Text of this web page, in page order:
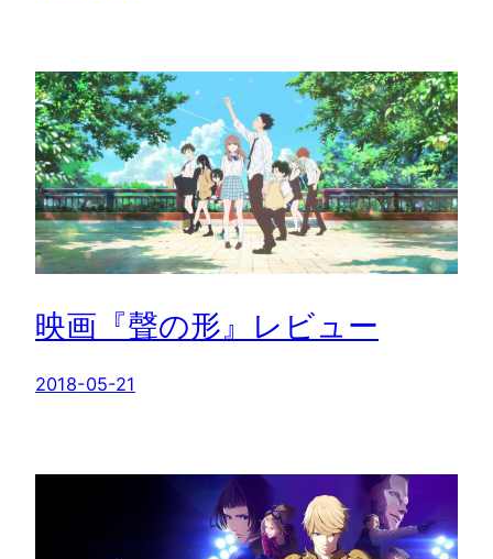
映画『聲の形』レビュー
2018-05-21